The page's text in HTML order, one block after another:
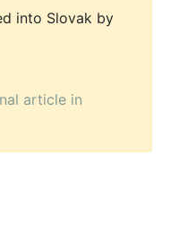
into Slovak by
article in